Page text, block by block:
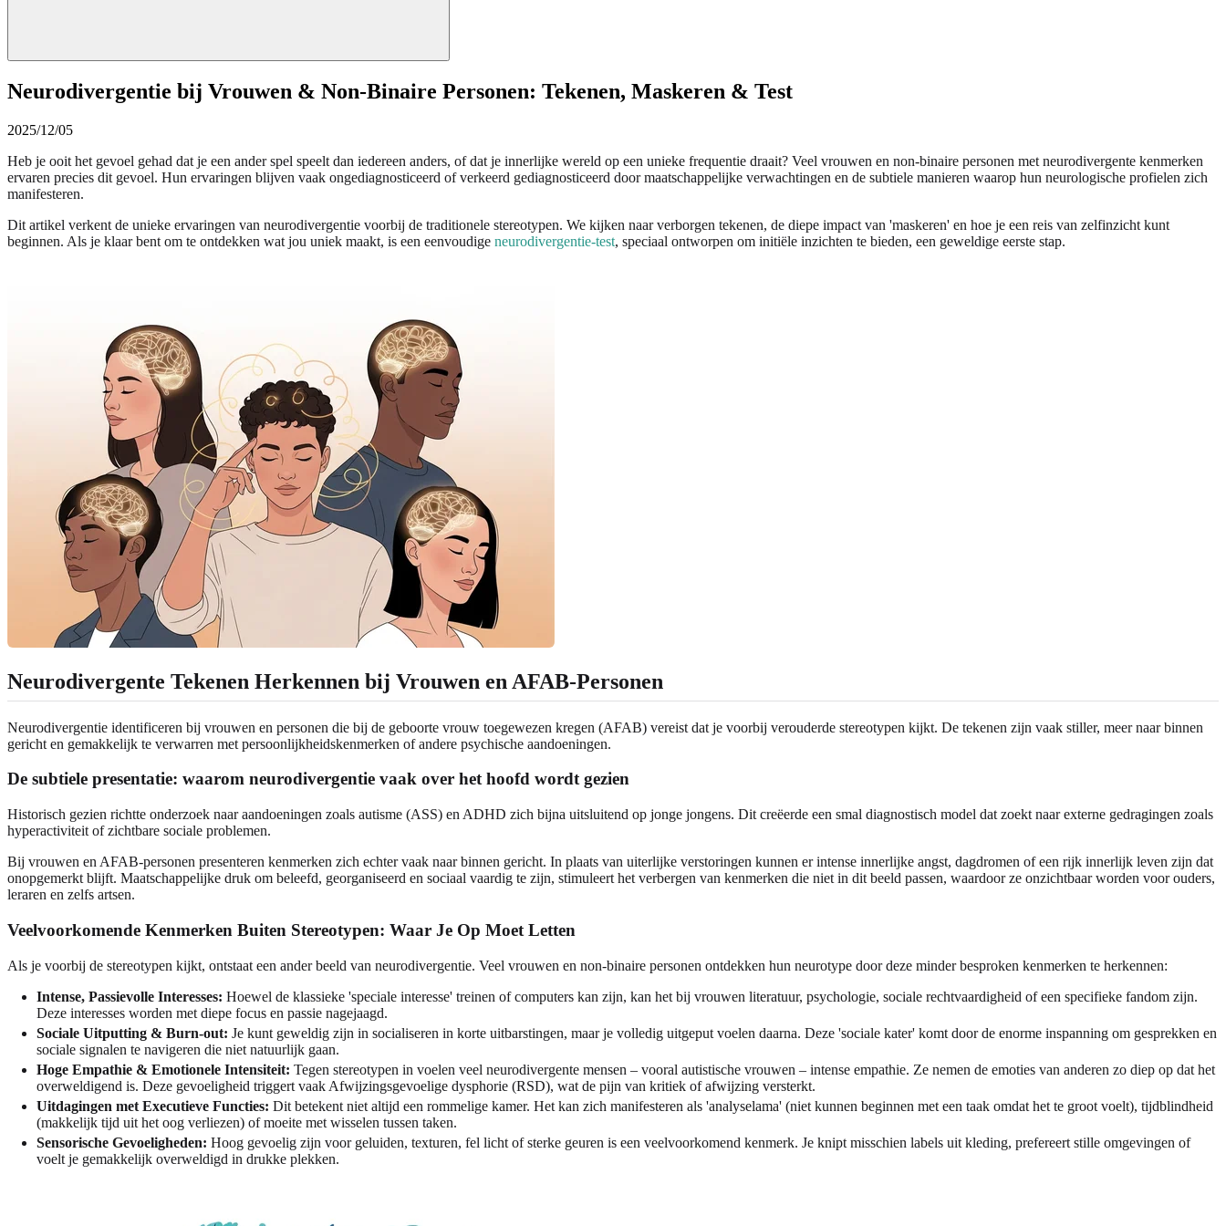
Neurodivergentie bij Vrouwen & Non-Binaire Personen: Tekenen, Maskeren & Test
2025/12/05
Heb je ooit het gevoel gehad dat je een ander spel speelt dan iedereen anders, of dat je innerlijke wereld op een unieke frequentie draait? Veel vrouwen en non-binaire personen met neurodivergente kenmerken
ervaren precies dit gevoel. Hun ervaringen blijven vaak ongediagnosticeerd of verkeerd gediagnosticeerd door maatschappelijke verwachtingen en de subtiele manieren waarop hun neurologische profielen zich
manifesteren.
Dit artikel verkent de unieke ervaringen van neurodivergentie voorbij de traditionele stereotypen. We kijken naar verborgen tekenen, de diepe impact van 'maskeren' en hoe je een reis van zelfinzicht kunt
beginnen. Als je klaar bent om te ontdekken wat jou uniek maakt, is een eenvoudige neurodivergentie-test, speciaal ontworpen om initiële inzichten te bieden, een geweldige eerste stap.
Neurodivergente Tekenen Herkennen bij Vrouwen en AFAB-Personen
Neurodivergentie identificeren bij vrouwen en personen die bij de geboorte vrouw toegewezen kregen (AFAB) vereist dat je voorbij verouderde stereotypen kijkt. De tekenen zijn vaak stiller, meer naar binnen
gericht en gemakkelijk te verwarren met persoonlijkheidskenmerken of andere psychische aandoeningen.
De subtiele presentatie: waarom neurodivergentie vaak over het hoofd wordt gezien
Historisch gezien richtte onderzoek naar aandoeningen zoals autisme (ASS) en ADHD zich bijna uitsluitend op jonge jongens. Dit creëerde een smal diagnostisch model dat zoekt naar externe gedragingen zoals
hyperactiviteit of zichtbare sociale problemen.
Bij vrouwen en AFAB-personen presenteren kenmerken zich echter vaak naar binnen gericht. In plaats van uiterlijke verstoringen kunnen er intense innerlijke angst, dagdromen of een rijk innerlijk leven zijn dat
onopgemerkt blijft. Maatschappelijke druk om beleefd, georganiseerd en sociaal vaardig te zijn, stimuleert het verbergen van kenmerken die niet in dit beeld passen, waardoor ze onzichtbaar worden voor ouders,
leraren en zelfs artsen.
Veelvoorkomende Kenmerken Buiten Stereotypen: Waar Je Op Moet Letten
Als je voorbij de stereotypen kijkt, ontstaat een ander beeld van neurodivergentie. Veel vrouwen en non-binaire personen ontdekken hun neurotype door deze minder besproken kenmerken te herkennen:
Intense, Passievolle Interesses: Hoewel de klassieke 'speciale interesse' treinen of computers kan zijn, kan het bij vrouwen literatuur, psychologie, sociale rechtvaardigheid of een specifieke fandom zijn.
Deze interesses worden met diepe focus en passie nagejaagd.
Sociale Uitputting & Burn-out: Je kunt geweldig zijn in socialiseren in korte uitbarstingen, maar je volledig uitgeput voelen daarna. Deze 'sociale kater' komt door de enorme inspanning om gesprekken en
sociale signalen te navigeren die niet natuurlijk gaan.
Hoge Empathie & Emotionele Intensiteit: Tegen stereotypen in voelen veel neurodivergente mensen – vooral autistische vrouwen – intense empathie. Ze nemen de emoties van anderen zo diep op dat het
overweldigend is. Deze gevoeligheid triggert vaak Afwijzingsgevoelige dysphorie (RSD), wat de pijn van kritiek of afwijzing versterkt.
Uitdagingen met Executieve Functies: Dit betekent niet altijd een rommelige kamer. Het kan zich manifesteren als 'analyselama' (niet kunnen beginnen met een taak omdat het te groot voelt), tijdblindheid
(makkelijk tijd uit het oog verliezen) of moeite met wisselen tussen taken.
Sensorische Gevoeligheden: Hoog gevoelig zijn voor geluiden, texturen, fel licht of sterke geuren is een veelvoorkomend kenmerk. Je knipt misschien labels uit kleding, prefereert stille omgevingen of
voelt je gemakkelijk overweldigd in drukke plekken.